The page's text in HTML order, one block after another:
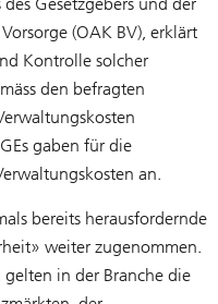
(OAK BV), erklärt
Kontrolle solcher
den befragten
gaben für die
an.
bereits herausfordernde
weiter zugenommen.
gelten in der Branche die